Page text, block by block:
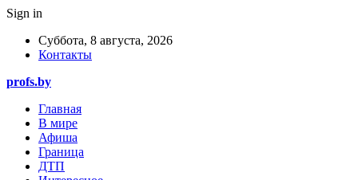
Sign in
Суббота, 8 августа, 2026
Контакты
profs.by
Главная
В мире
Афиша
Граница
ДТП